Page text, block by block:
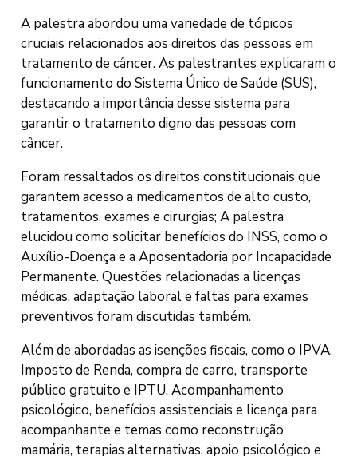
A palestra abordou uma variedade de tópicos
cruciais relacionados aos direitos das pessoas em
tratamento de câncer. As palestrantes explicaram o
funcionamento do Sistema Único de Saúde (SUS),
destacando a importância desse sistema para
garantir o tratamento digno das pessoas com
câncer.
Foram ressaltados os direitos constitucionais que
garantem acesso a medicamentos de alto custo,
tratamentos, exames e cirurgias; A palestra
elucidou como solicitar benefícios do INSS, como o
Auxílio-Doença e a Aposentadoria por Incapacidade
Permanente. Questões relacionadas a licenças
médicas, adaptação laboral e faltas para exames
preventivos foram discutidas também.
Além de abordadas as isenções fiscais, como o IPVA,
Imposto de Renda, compra de carro, transporte
público gratuito e IPTU. Acompanhamento
psicológico, benefícios assistenciais e licença para
acompanhante e temas como reconstrução
mamária, terapias alternativas, apoio psicológico e